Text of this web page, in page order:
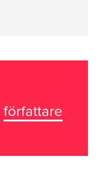
författare